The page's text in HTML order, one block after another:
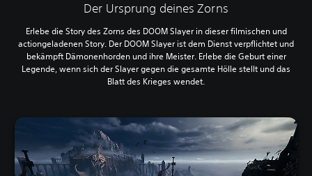
Der Ursprung deines Zorns
Erlebe die Story des Zorns des DOOM Slayer in dieser filmischen und
actiongeladenen Story. Der DOOM Slayer ist dem Dienst verpflichtet und
bekämpft Dämonenhorden und ihre Meister. Erlebe die Geburt einer
Legende, wenn sich der Slayer gegen die gesamte Hölle stellt und das
Blatt des Krieges wendet.